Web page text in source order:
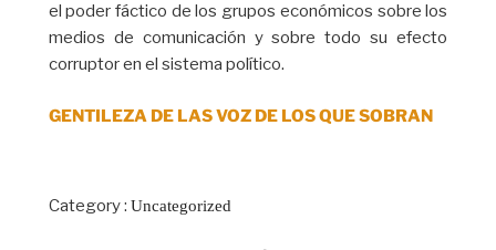
el poder fáctico de los grupos económicos sobre los
medios de comunicación y sobre todo su efecto
corruptor en el sistema político.
GENTILEZA DE LAS VOZ DE LOS QUE SOBRAN
Category : Uncategorized